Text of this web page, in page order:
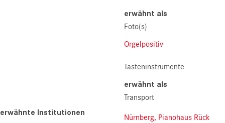
erwähnt als
Foto(s)
Orgelpositiv
Tasteninstrumente
erwähnt als
Transport
erwähnte Institutionen Nürnberg, Pianohaus Rück